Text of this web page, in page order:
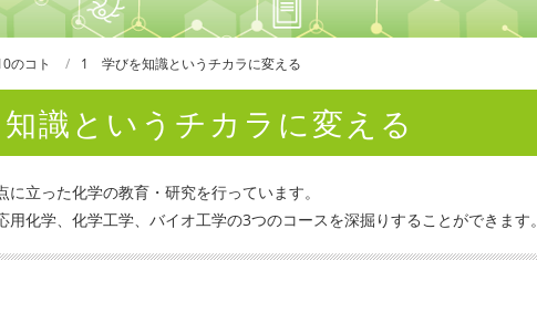
のコト 1 学びを知識というチカラに変える
識というチカラに変える
立った化学の教育・研究を行っています。
化学、化学工学、バイオ工学の3つのコースを深掘りすることができます。